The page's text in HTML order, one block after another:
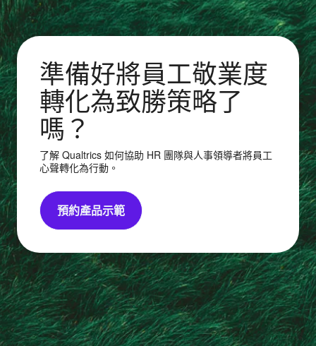
準備好將員工敬業度
轉化為致勝策略了
嗎？
了解 Qualtrics 如何協助 HR 團隊與人事領導者將員工
心聲轉化為行動。
預約產品示範